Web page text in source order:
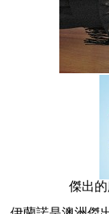
傑出的